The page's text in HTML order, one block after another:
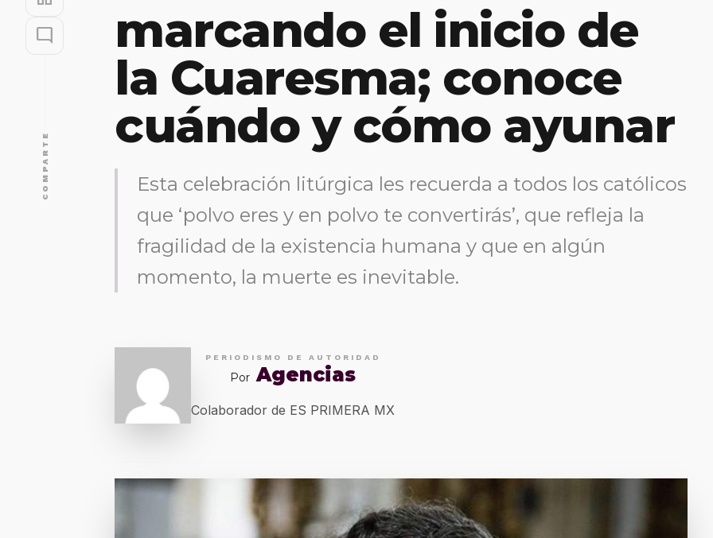
mode_comment
COMPARTE
marcando el inicio de
la Cuaresma; conoce
cuándo y cómo ayunar
Esta celebración litúrgica les recuerda a todos los católicos
que ‘polvo eres y en polvo te convertirás’, que refleja la
fragilidad de la existencia humana y que en algún
momento, la muerte es inevitable.
PERIODISMO DE AUTORIDAD
Por Agencias
Colaborador de ES PRIMERA MX